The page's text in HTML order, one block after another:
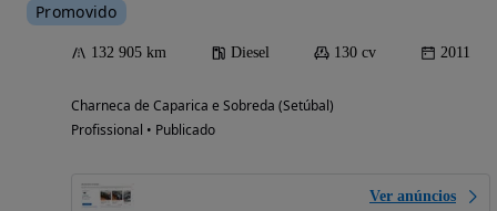
Promovido
132 905 km Diesel 130 cv 2011
Charneca de Caparica e Sobreda (Setúbal)
Profissional • Publicado
Ver anúncios